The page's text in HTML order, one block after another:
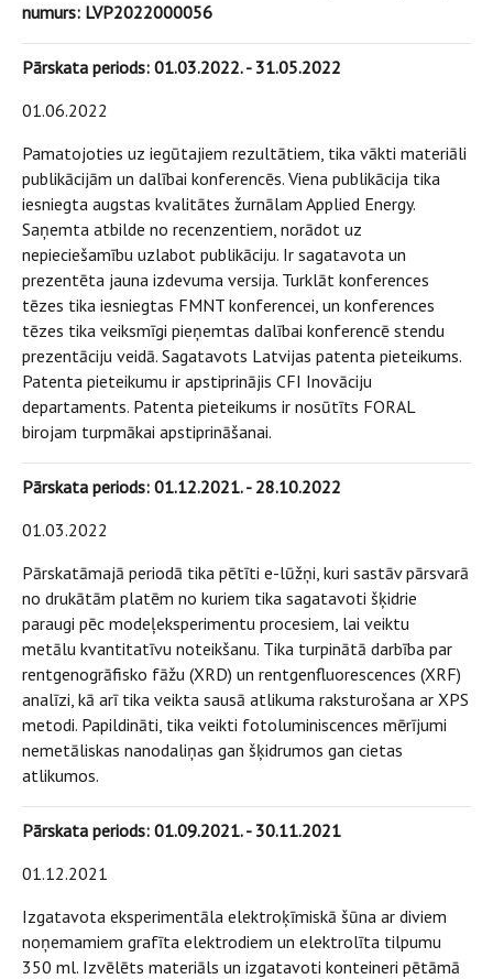
numurs: LVP2022000056
Pārskata periods: 01.03.2022. - 31.05.2022
01.06.2022
Pamatojoties uz iegūtajiem rezultātiem, tika vākti materiāli
publikācijām un dalībai konferencēs. Viena publikācija tika
iesniegta augstas kvalitātes žurnālam Applied Energy.
Saņemta atbilde no recenzentiem, norādot uz
nepieciešamību uzlabot publikāciju. Ir sagatavota un
prezentēta jauna izdevuma versija. Turklāt konferences
tēzes tika iesniegtas FMNT konferencei, un konferences
tēzes tika veiksmīgi pieņemtas dalībai konferencē stendu
prezentāciju veidā. Sagatavots Latvijas patenta pieteikums.
Patenta pieteikumu ir apstiprinājis CFI Inovāciju
departaments. Patenta pieteikums ir nosūtīts FORAL
birojam turpmākai apstiprināšanai.
Pārskata periods: 01.12.2021. - 28.10.2022
01.03.2022
Pārskatāmajā periodā tika pētīti e-lūžņi, kuri sastāv pārsvarā
no drukātām platēm no kuriem tika sagatavoti šķidrie
paraugi pēc modeļeksperimentu procesiem, lai veiktu
metālu kvantitatīvu noteikšanu. Tika turpinātā darbība par
rentgenogrāfisko fāžu (XRD) un rentgenfluorescences (XRF)
analīzi, kā arī tika veikta sausā atlikuma raksturošana ar XPS
metodi. Papildināti, tika veikti fotoluminiscences mērījumi
nemetāliskas nanodaliņas gan šķidrumos gan cietas
atlikumos.
Pārskata periods: 01.09.2021. - 30.11.2021
01.12.2021
Izgatavota eksperimentāla elektroķīmiskā šūna ar diviem
noņemamiem grafīta elektrodiem un elektrolīta tilpumu
350 ml. Izvēlēts materiāls un izgatavoti konteineri pētāmā